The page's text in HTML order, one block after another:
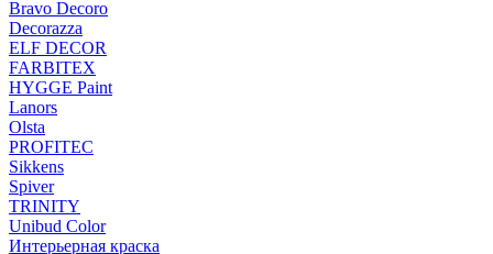
Bravo Decoro
Decorazza
ELF DECOR
FARBITEX
HYGGE Paint
Lanors
Olsta
PROFITEC
Sikkens
Spiver
TRINITY
Unibud Color
Интерьерная краска